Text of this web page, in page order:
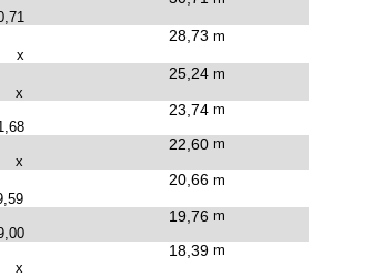
28,73 m
x
25,24 m
x
23,74 m
22,60 m
x
20,66 m
19,76 m
18,39 m
x